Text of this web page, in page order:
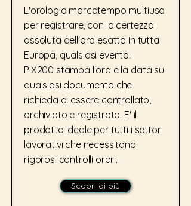
L'orologio marcatempo multiuso
per registrare, con la certezza
assoluta dell'ora esatta in tutta
Europa, qualsiasi evento.
PIX200 stampa l'ora e la data su
qualsiasi documento che
richieda di essere controllato,
archiviato e registrato. E' il
prodotto ideale per tutti i settori
lavorativi che necessitano
rigorosi controlli orari.
Scopri di più